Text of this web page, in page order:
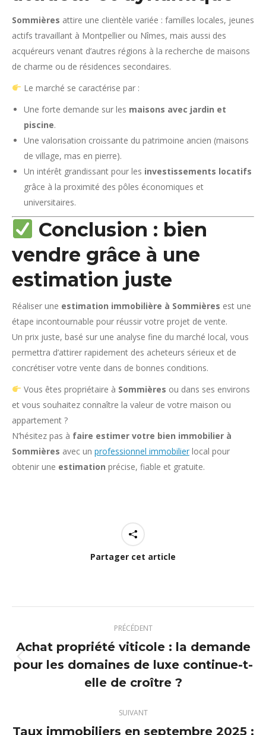
Sommières attire une clientèle variée : familles locales, jeunes
actifs travaillant à Montpellier ou Nîmes, mais aussi des
acquéreurs venant d’autres régions à la recherche de maisons
de charme ou de résidences secondaires.
Le marché se caractérise par :
Une forte demande sur les maisons avec jardin et
piscine.
Une valorisation croissante du patrimoine ancien (maisons
de village, mas en pierre).
Un intérêt grandissant pour les investissements locatifs
grâce à la proximité des pôles économiques et
universitaires.
Conclusion : bien
vendre grâce à une
estimation juste
Réaliser une estimation immobilière à Sommières est une
étape incontournable pour réussir votre projet de vente.
Un prix juste, basé sur une analyse fine du marché local, vous
permettra d’attirer rapidement des acheteurs sérieux et de
concrétiser votre vente dans de bonnes conditions.
Vous êtes propriétaire à Sommières ou dans ses environs
et vous souhaitez connaître la valeur de votre maison ou
appartement ?
N’hésitez pas à faire estimer votre bien immobilier à
Sommières avec un professionnel immobilier local pour
obtenir une estimation précise, fiable et gratuite.
Partager cet article
article
PRÉCÉDENT
Article
précédent
Achat propriété viticole : la demande
pour les domaines de luxe continue-t-
elle de croître ?
SUIVANT
Taux immobiliers en septembre 2025 :